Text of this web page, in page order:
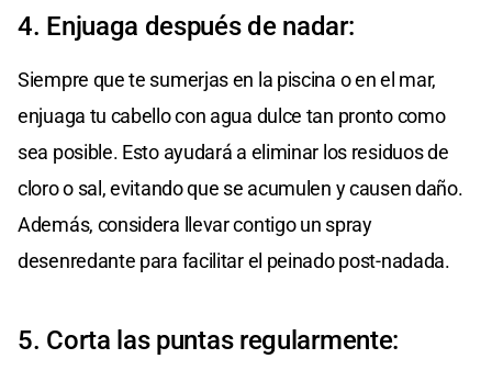
4. Enjuaga después de nadar:
Siempre que te sumerjas en la piscina o en el mar,
enjuaga tu cabello con agua dulce tan pronto como
sea posible. Esto ayudará a eliminar los residuos de
cloro o sal, evitando que se acumulen y causen daño.
Además, considera llevar contigo un spray
desenredante para facilitar el peinado post-nadada.
5. Corta las puntas regularmente: